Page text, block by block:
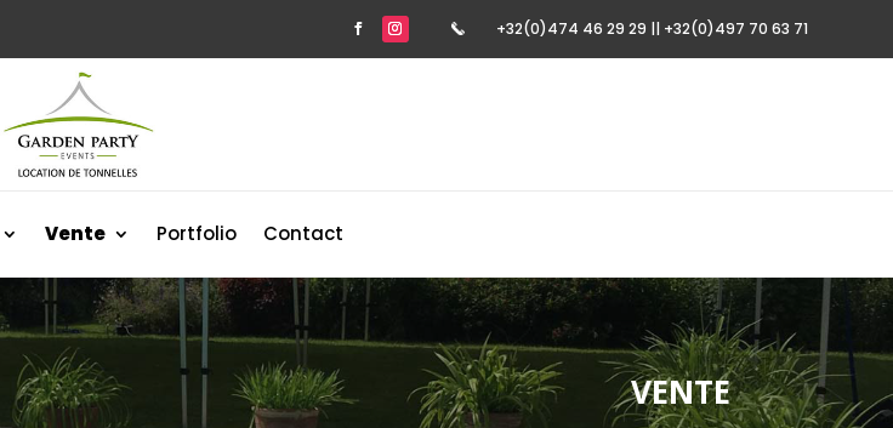
+32(0)474 46 29 29 || +32(0)497 70 63 71
Vente Portfolio Contact
VENTE